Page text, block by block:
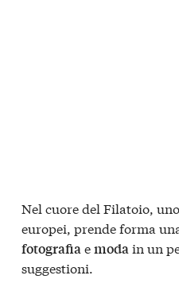
Nel cuore del Filatoio,
europei, prende forma
fotografiaemodain un
suggestioni.